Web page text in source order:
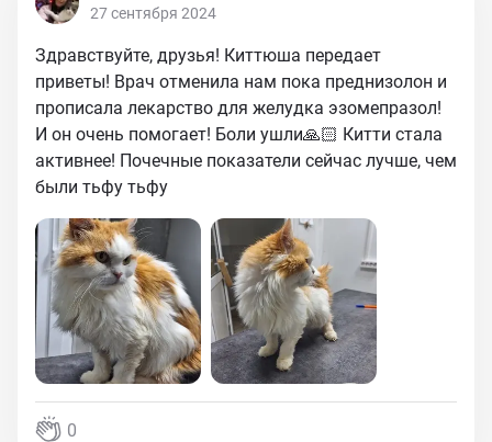
27 сентября 2024
Здравствуйте, друзья! Киттюша передает
приветы! Врач отменила нам пока преднизолон и
прописала лекарство для желудка эзомепразол!
И он очень помогает! Боли ушли🙏🏻 Китти стала
активнее! Почечные показатели сейчас лучше, чем
были тьфу тьфу
0